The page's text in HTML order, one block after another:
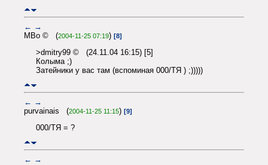
← →
MBo © (2004-11-25 07:19) [8]
>dmitry99 © (24.11.04 16:15) [5]
Колыма ;)
Затейники у вас там (вспоминая 000/TЯ ) ;)))))
← →
purvainais (2004-11-25 11:15) [9]
000/TЯ = ?
← →